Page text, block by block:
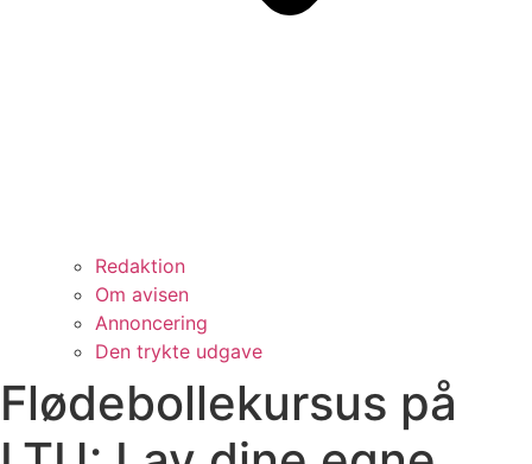
Redaktion
Om avisen
Annoncering
Den trykte udgave
Flødebollekursus på